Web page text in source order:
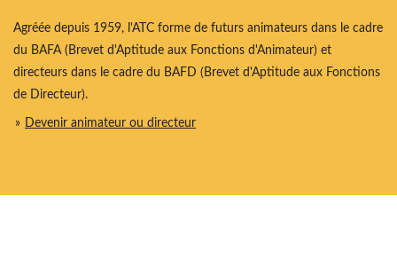
Agréée depuis 1959, l'ATC forme de futurs animateurs dans le cadre
du BAFA (Brevet d'Aptitude aux Fonctions d'Animateur) et
directeurs dans le cadre du BAFD (Brevet d'Aptitude aux Fonctions
de Directeur).
Devenir animateur ou directeur